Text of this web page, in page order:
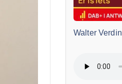
Walter Verdin